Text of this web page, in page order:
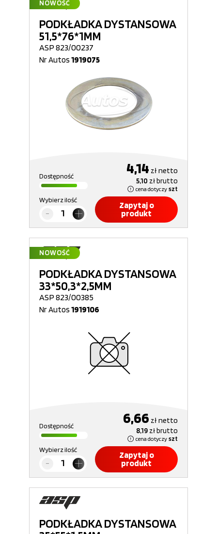
NOWOŚĆ
PODKŁADKA DYSTANSOWA
51,5*76*1MM
ASP 823/00237
Nr Autos 1919075
Dostępność 4,14 złnetto
5,10 złbrutto
cena dotyczy szt
Wybierz ilość
Zapytaj o
produkt
NOWOŚĆ
PODKŁADKA DYSTANSOWA
33*50,3*2,5MM
ASP 823/00385
Nr Autos 1919106
Dostępność 6,66 złnetto
8,19 złbrutto
cena dotyczy szt
Wybierz ilość
Zapytaj o
produkt
PODKŁADKA DYSTANSOWA